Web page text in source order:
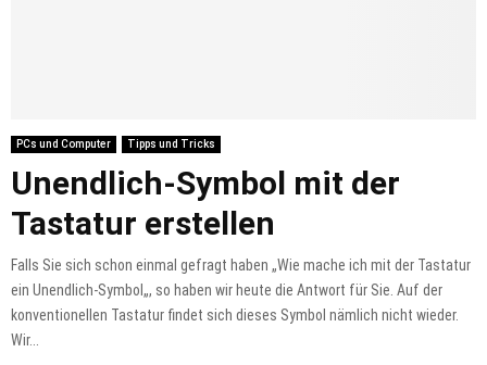
PCs und Computer Tipps und Tricks
Unendlich-Symbol mit der
Tastatur erstellen
Falls Sie sich schon einmal gefragt haben „Wie mache ich mit der Tastatur
ein Unendlich-Symbol„, so haben wir heute die Antwort für Sie. Auf der
konventionellen Tastatur findet sich dieses Symbol nämlich nicht wieder.
Wir...